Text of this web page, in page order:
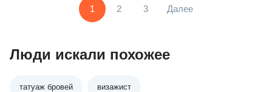
1 2 3 Далее
Люди искали похожее
татуаж бровей визажист